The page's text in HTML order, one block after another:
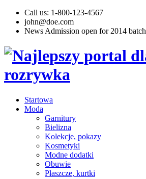
Call us: 1-800-123-4567
john@doe.com
News Admission open for 2014 batch
Startowa
Moda
Garnitury
Bielizna
Kolekcje, pokazy
Kosmetyki
Modne dodatki
Obuwie
Płaszcze, kurtki